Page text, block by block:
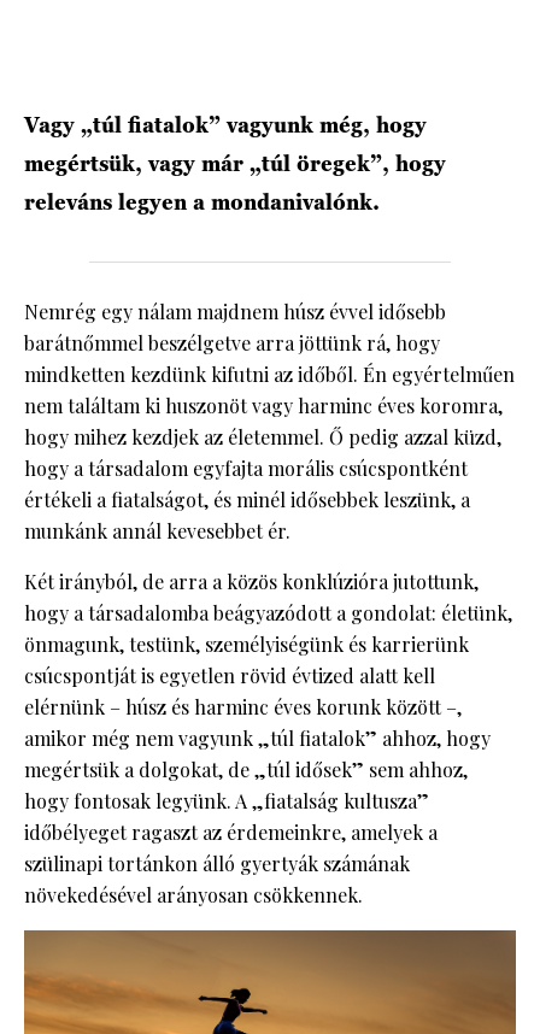
Vagy „túl fiatalok” vagyunk még, hogy
megértsük, vagy már „túl öregek”, hogy
releváns legyen a mondanivalónk.
Nemrég egy nálam majdnem húsz évvel idősebb
barátnőmmel beszélgetve arra jöttünk rá, hogy
mindketten kezdünk kifutni az időből. Én egyértelműen
nem találtam ki huszonöt vagy harminc éves koromra,
hogy mihez kezdjek az életemmel. Ő pedig azzal küzd,
hogy a társadalom egyfajta morális csúcspontként
értékeli a fiatalságot, és minél idősebbek leszünk, a
munkánk annál kevesebbet ér.
Két irányból, de arra a közös konklúzióra jutottunk,
hogy a társadalomba beágyazódott a gondolat: életünk,
önmagunk, testünk, személyiségünk és karrierünk
csúcspontját is egyetlen rövid évtized alatt kell
elérnünk – húsz és harminc éves korunk között –,
amikor még nem vagyunk „túl fiatalok” ahhoz, hogy
megértsük a dolgokat, de „túl idősek” sem ahhoz,
hogy fontosak legyünk. A „fiatalság kultusza”
időbélyeget ragaszt az érdemeinkre, amelyek a
szülinapi tortánkon álló gyertyák számának
növekedésével arányosan csökkennek.